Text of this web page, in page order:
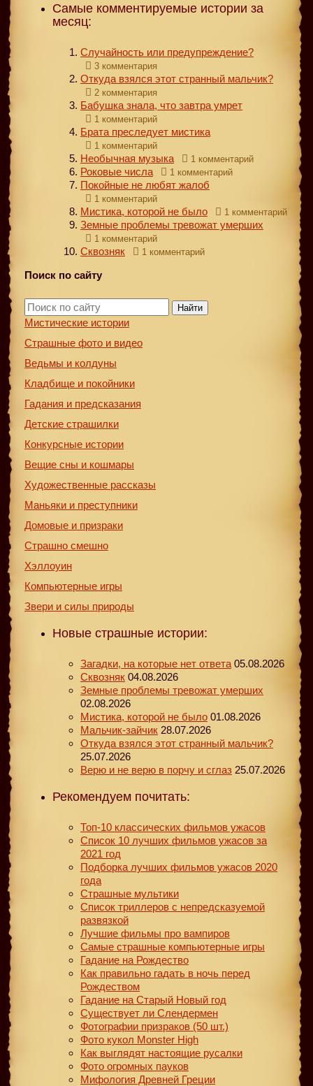
Самые комментируемые истории за
месяц:
Случайность или предупреждение?
3 комментария
Откуда взялся этот странный мальчик?
2 комментария
Бабушка знала, что завтра умрет
1 комментарий
Брата преследует мистика
1 комментарий
Необычная музыка 1 комментарий
Роковые числа 1 комментарий
Покойные не любят жалоб
1 комментарий
Мистика, которой не было 1 комментарий
Земные проблемы тревожат умерших
1 комментарий
Сквозняк 1 комментарий
Поиск по сайту
Найти
Мистические истории
Страшные фото и видео
Ведьмы и колдуны
Кладбище и покойники
Гадания и предсказания
Детские страшилки
Конкурсные истории
Вещие сны и кошмары
Художественные рассказы
Маньяки и преступники
Домовые и призраки
Страшно смешно
Хэллоуин
Компьютерные игры
Звери и силы природы
Новые страшные истории:
Загадки, на которые нет ответа 05.08.2026
Сквозняк 04.08.2026
Земные проблемы тревожат умерших
02.08.2026
Мистика, которой не было 01.08.2026
Мальчик-зайчик 28.07.2026
Откуда взялся этот странный мальчик?
25.07.2026
Верю и не верю в порчу и сглаз 25.07.2026
Рекомендуем почитать:
Топ-10 классических фильмов ужасов
Список 10 лучших фильмов ужасов за
2021 год
Подборка лучших фильмов ужасов 2020
года
Страшные мультики
Список триллеров с непредсказуемой
развязкой
Лучшие фильмы про вампиров
Самые страшные компьютерные игры
Гадание на Рождество
Как правильно гадать в ночь перед
Рождеством
Гадание на Старый Новый год
Существует ли Слендермен
Фотографии призраков (50 шт.)
Фото кукол Monster High
Как выглядят настоящие русалки
Фото огромных пауков
Мифология Древней Греции